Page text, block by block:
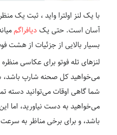
با یک لنز اولترا واید ، ثبت یک
آسان است. حتی یکدیافراگم
بسیار بالایی از جزئیات از هشت
لنزهای تله فوتو برای عکاسی منظره
می‌خواهید کل صحنه شارپ باشد،
شما گاهی اوقات می‌توانید دسته
می‌خواهید به دست نیاورید، اما
باشد، و برای برخی مناظر به